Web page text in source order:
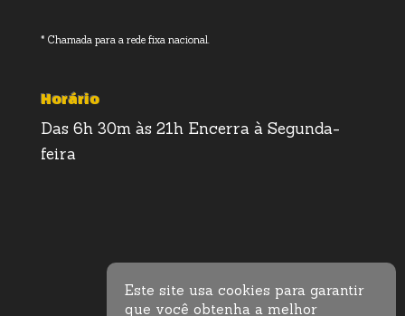
* Chamada para a rede fixa nacional.
Horário
Das 6h 30m às 21h Encerra à Segunda-
feira
Este site usa cookies para garantir
que você obtenha a melhor